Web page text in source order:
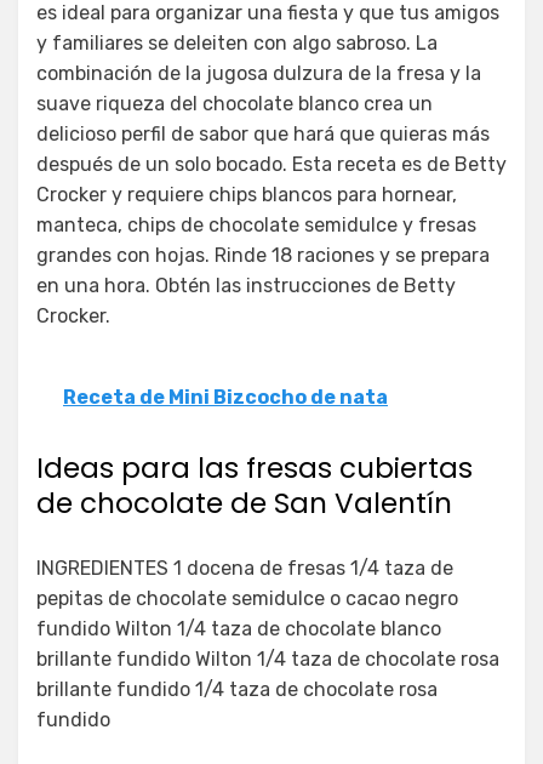
es ideal para organizar una fiesta y que tus amigos
y familiares se deleiten con algo sabroso. La
combinación de la jugosa dulzura de la fresa y la
suave riqueza del chocolate blanco crea un
delicioso perfil de sabor que hará que quieras más
después de un solo bocado. Esta receta es de Betty
Crocker y requiere chips blancos para hornear,
manteca, chips de chocolate semidulce y fresas
grandes con hojas. Rinde 18 raciones y se prepara
en una hora. Obtén las instrucciones de Betty
Crocker.
Receta de Mini Bizcocho de nata
Ideas para las fresas cubiertas
de chocolate de San Valentín
INGREDIENTES 1 docena de fresas 1/4 taza de
pepitas de chocolate semidulce o cacao negro
fundido Wilton 1/4 taza de chocolate blanco
brillante fundido Wilton 1/4 taza de chocolate rosa
brillante fundido 1/4 taza de chocolate rosa
fundido